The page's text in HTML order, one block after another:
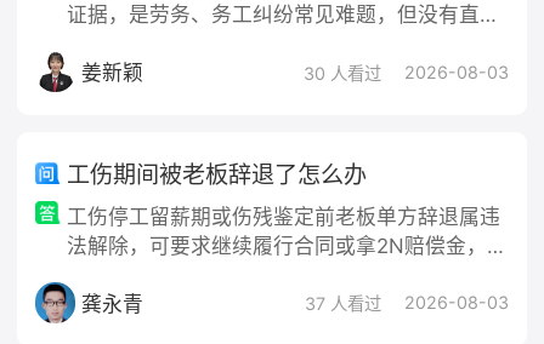
证据，是劳务、务工纠纷常见难题，但没有直接
链，证明干活事实以及工钱约定。首先要停止冲
姜新颖 30 人看过 2026-08-03
工伤期间被老板辞退了怎么办
工伤停工留薪期或伤残鉴定前老板单方辞退属违
法解除，可要求继续履行合同或拿2N赔偿金，同
补助金；留好辞退通知、病历、工伤认定材料，
龚永青 37 人看过 2026-08-03